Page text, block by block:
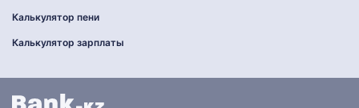
Калькулятор пени
Калькулятор зарплаты